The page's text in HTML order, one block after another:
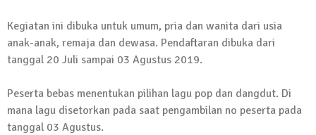
Berikut Jadwal Debat Kandidat Cabup-
Cawabup Lampung Tengah
News Flash
Jumat Berkah SMSI Tulang Bawang
Sasar Sejumlah Warga Kurang Mampu
Kegiatan ini dibuka untuk umum, pria dan wanita dari usia
anak-anak, remaja dan dewasa. Pendaftaran dibuka dari
tanggal 20 Juli sampai 03 Agustus 2019.
Peserta bebas menentukan pilihan lagu pop dan dangdut. Di
mana lagu disetorkan pada saat pengambilan no peserta pada
tanggal 03 Agustus.